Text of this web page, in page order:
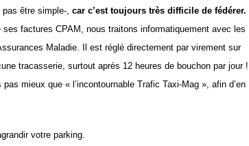
être simple-, car c’est toujours très difficile de fédérer.
factures CPAM, nous traitons informatiquement avec les
Maladie. Il est réglé directement par virement sur
tracasserie, surtout après 12 heures de bouchon par jour !
mieux que « l’incontournable Trafic Taxi-Mag », afin d’en
votre parking.